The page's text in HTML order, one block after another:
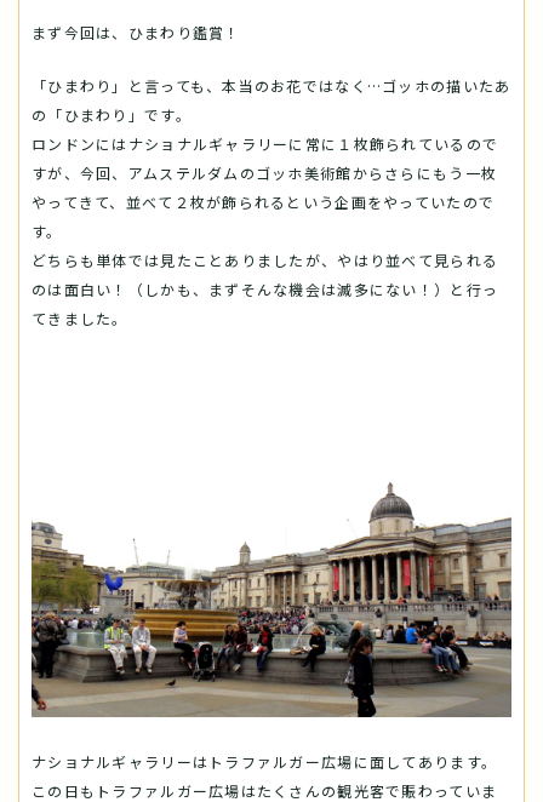
まず今回は、ひまわり鑑賞！
「ひまわり」と言っても、本当のお花ではなく…ゴッホの描いたあ
の「ひまわり」です。
ロンドンにはナショナルギャラリーに常に１枚飾られているので
すが、今回、アムステルダムのゴッホ美術館からさらにもう一枚
やってきて、並べて２枚が飾られるという企画をやっていたので
す。
どちらも単体では見たことありましたが、やはり並べて見られる
のは面白い！（しかも、まずそんな機会は滅多にない！）と行っ
てきました。
ナショナルギャラリーはトラファルガー広場に面してあります。
この日もトラファルガー広場はたくさんの観光客で賑わっていま